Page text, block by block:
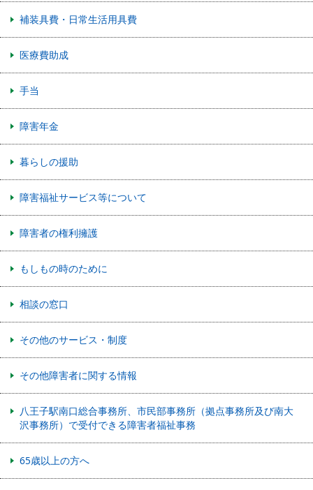
補装具費・日常生活用具費
医療費助成
手当
障害年金
暮らしの援助
障害福祉サービス等について
障害者の権利擁護
もしもの時のために
相談の窓口
その他のサービス・制度
その他障害者に関する情報
八王子駅南口総合事務所、市民部事務所（拠点事務所及び南大
沢事務所）で受付できる障害者福祉事務
65歳以上の方へ